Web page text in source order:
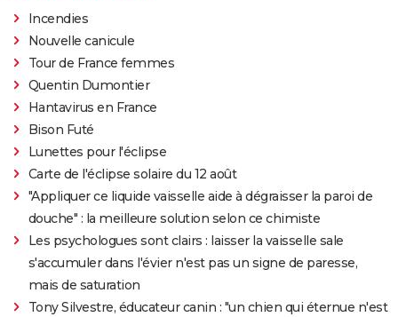
Incendies
Nouvelle canicule
Tour de France femmes
Quentin Dumontier
Hantavirus en France
Bison Futé
Lunettes pour l'éclipse
Carte de l'éclipse solaire du 12 août
"Appliquer ce liquide vaisselle aide à dégraisser la paroi de
douche" : la meilleure solution selon ce chimiste
Les psychologues sont clairs : laisser la vaisselle sale
s'accumuler dans l'évier n'est pas un signe de paresse,
mais de saturation
Tony Silvestre, éducateur canin : "un chien qui éternue n'est